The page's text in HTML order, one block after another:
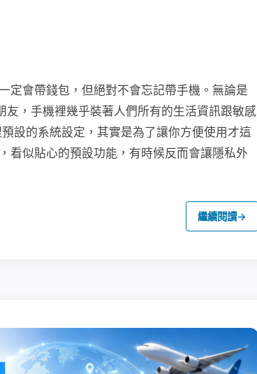
定會帶錢包，但絕對不會忘記帶手機。無論是
友，手機裡幾乎裝著人們所有的生活資訊跟敏感
設的系統設定，其實是為了讓你方便使用才這
看似貼心的預設功能，有時候反而會讓隱私外
繼續閱讀→